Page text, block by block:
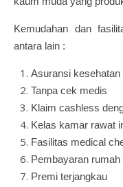
Kemudahan dan
antara lain :
Asuransi kesehatan
Tanpa cek medis
Klaim cashless
Kelas kamar rawat
Fasilitas medical
Pembayaran
Premi terjangkau